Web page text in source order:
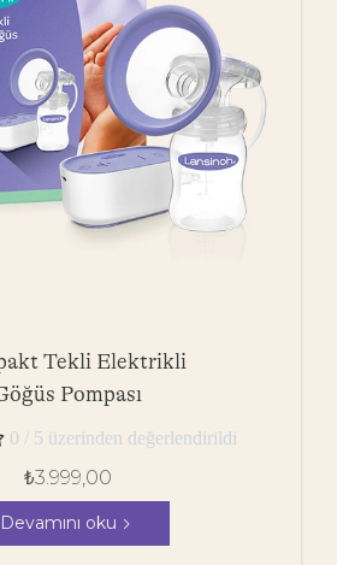
Tekli Elektrikli
Pompası
0 / 5 üzerinden değerlendirildi
₺3.999,00
Devamını oku